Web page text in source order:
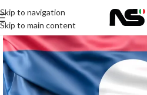
Skip to navigation
Skip to main content